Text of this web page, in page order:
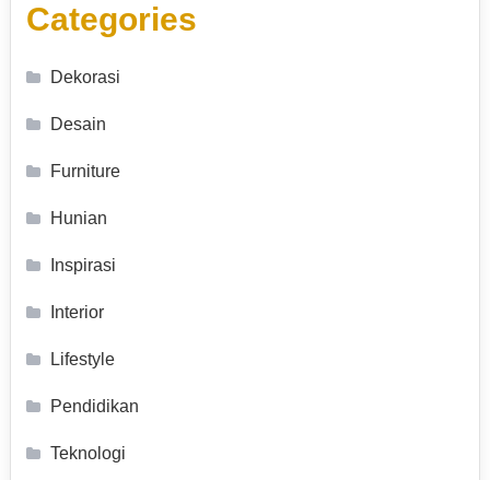
Categories
Dekorasi
Desain
Furniture
Hunian
Inspirasi
Interior
Lifestyle
Pendidikan
Teknologi